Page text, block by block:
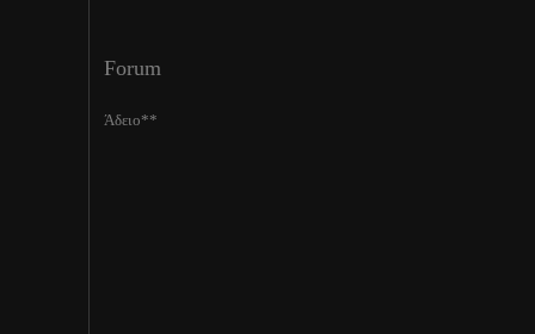
Forum
Άδειο**